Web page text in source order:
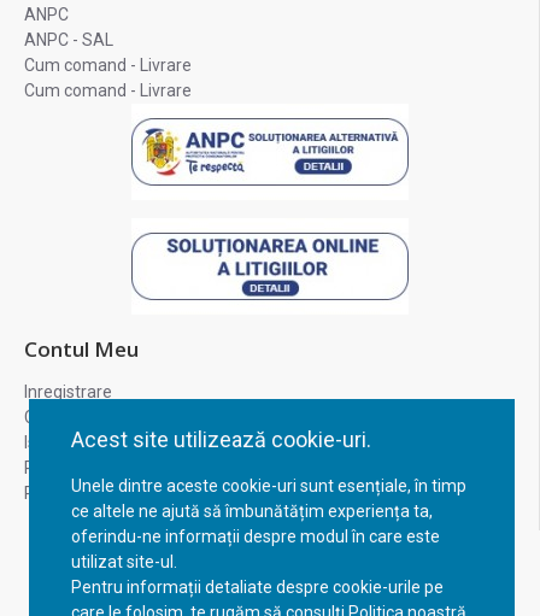
Acest site utilizează cookie-uri.
Unele dintre aceste cookie-uri sunt esențiale, în timp
ce altele ne ajută să îmbunătățim experiența ta,
oferindu-ne informații despre modul în care este
utilizat site-ul.
Pentru informații detaliate despre cookie-urile pe
ANPC
ANPC - SAL
Cum comand - Livrare
Cum comand - Livrare
Contul Meu
Inregistrare
Contul meu
Istoric comenzi
Recuperare parola
Returnare produs